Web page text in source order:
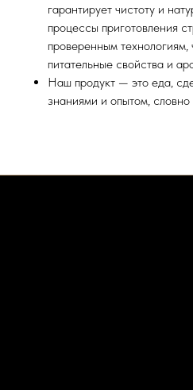
гарантирует чистоту и
процессы приготовления
проверенным технологиям,
питательные свойства и
Наш продукт — это еда,
знаниями и опытом, словно